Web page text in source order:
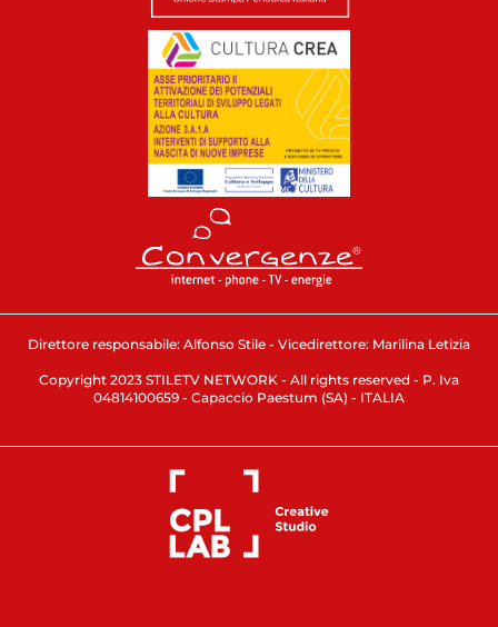
Direttore responsabile: Alfonso Stile - Vicedirettore: Marilina Letizia
Copyright 2023 STILETV NETWORK - All rights reserved - P. Iva
04814100659 - Capaccio Paestum (SA) - ITALIA